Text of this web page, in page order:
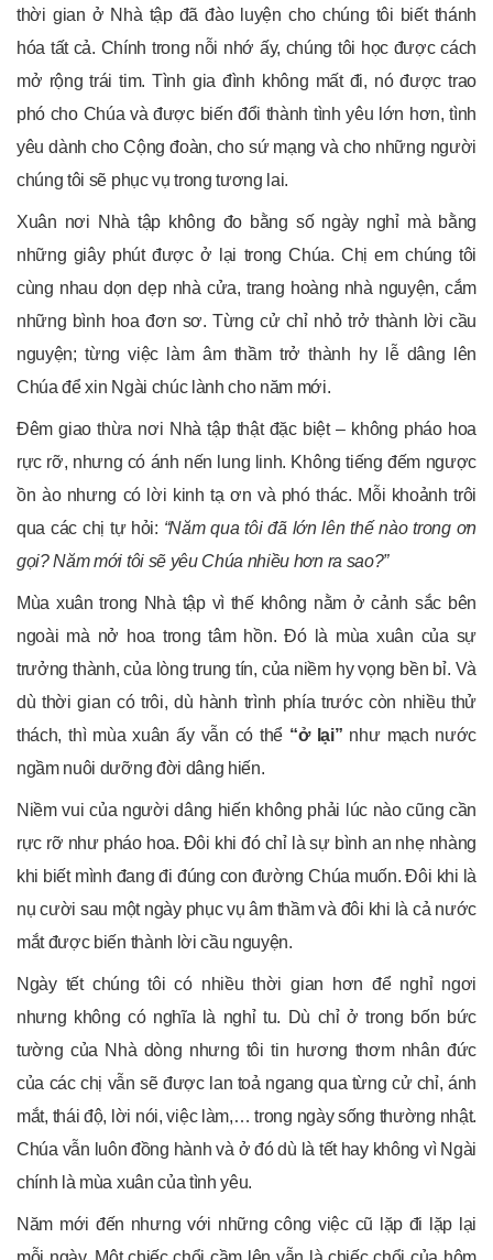
thời gian ở Nhà tập đã đào luyện cho chúng tôi biết thánh
hóa tất cả. Chính trong nỗi nhớ ấy, chúng tôi học được cách
mở rộng trái tim. Tình gia đình không mất đi, nó được trao
phó cho Chúa và được biến đổi thành tình yêu lớn hơn, tình
yêu dành cho Cộng đoàn, cho sứ mạng và cho những người
chúng tôi sẽ phục vụ trong tương lai.
Xuân nơi Nhà tập không đo bằng số ngày nghỉ mà bằng
những giây phút được ở lại trong Chúa. Chị em chúng tôi
cùng nhau dọn dẹp nhà cửa, trang hoàng nhà nguyện, cắm
những bình hoa đơn sơ. Từng cử chỉ nhỏ trở thành lời cầu
nguyện; từng việc làm âm thầm trở thành hy lễ dâng lên
Chúa để xin Ngài chúc lành cho năm mới.
Đêm giao thừa nơi Nhà tập thật đặc biệt – không pháo hoa
rực rỡ, nhưng có ánh nến lung linh. Không tiếng đếm ngược
ồn ào nhưng có lời kinh tạ ơn và phó thác. Mỗi khoảnh trôi
qua các chị tự hỏi: “Năm qua tôi đã lớn lên thế nào trong ơn
gọi? Năm mới tôi sẽ yêu Chúa nhiều hơn ra sao?”
Mùa xuân trong Nhà tập vì thế không nằm ở cảnh sắc bên
ngoài mà nở hoa trong tâm hồn. Đó là mùa xuân của sự
trưởng thành, của lòng trung tín, của niềm hy vọng bền bỉ. Và
dù thời gian có trôi, dù hành trình phía trước còn nhiều thử
thách, thì mùa xuân ấy vẫn có thể “ở lại” như mạch nước
ngầm nuôi dưỡng đời dâng hiến.
Niềm vui của người dâng hiến không phải lúc nào cũng cần
rực rỡ như pháo hoa. Đôi khi đó chỉ là sự bình an nhẹ nhàng
khi biết mình đang đi đúng con đường Chúa muốn. Đôi khi là
nụ cười sau một ngày phục vụ âm thầm và đôi khi là cả nước
mắt được biến thành lời cầu nguyện.
Ngày tết chúng tôi có nhiều thời gian hơn để nghỉ ngơi
nhưng không có nghĩa là nghỉ tu. Dù chỉ ở trong bốn bức
tường của Nhà dòng nhưng tôi tin hương thơm nhân đức
của các chị vẫn sẽ được lan toả ngang qua từng cử chỉ, ánh
mắt, thái độ, lời nói, việc làm,… trong ngày sống thường nhật.
Chúa vẫn luôn đồng hành và ở đó dù là tết hay không vì Ngài
chính là mùa xuân của tình yêu.
Năm mới đến nhưng với những công việc cũ lặp đi lặp lại